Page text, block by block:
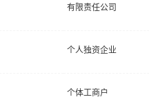
有限责任公司
个人独资企业
个体工商户